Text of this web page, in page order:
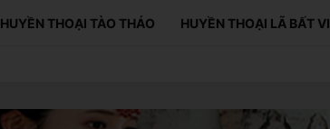
HUYỀN THOẠI TÀO THÁO HUYỀN THOẠI LÃ BẤT VI